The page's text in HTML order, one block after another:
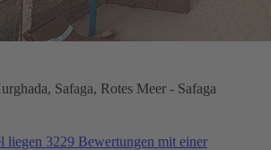
Safaga, Rotes Meer - Safaga
liegen 3229 Bewertungen mit einer